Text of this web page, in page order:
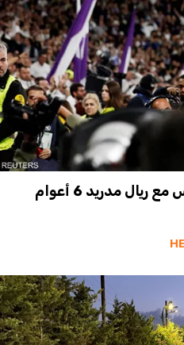
بـ24 مليون يورو.. فينيسيوس مع ريال مدريد 6 أعوام